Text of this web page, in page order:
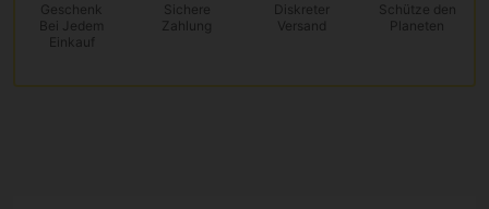
Geschenk
Bei Jedem
Einkauf
Sichere
Zahlung
Diskreter
Versand
Schütze den
Planeten